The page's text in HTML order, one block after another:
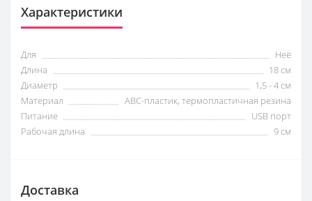
Характеристики
Для
Неё
Длина
18 см
Диаметр
1,5 - 4 см
Материал
ABC-пластик, термопластичная резина
Питание
USB порт
Рабочая длина
9 см
Доставка